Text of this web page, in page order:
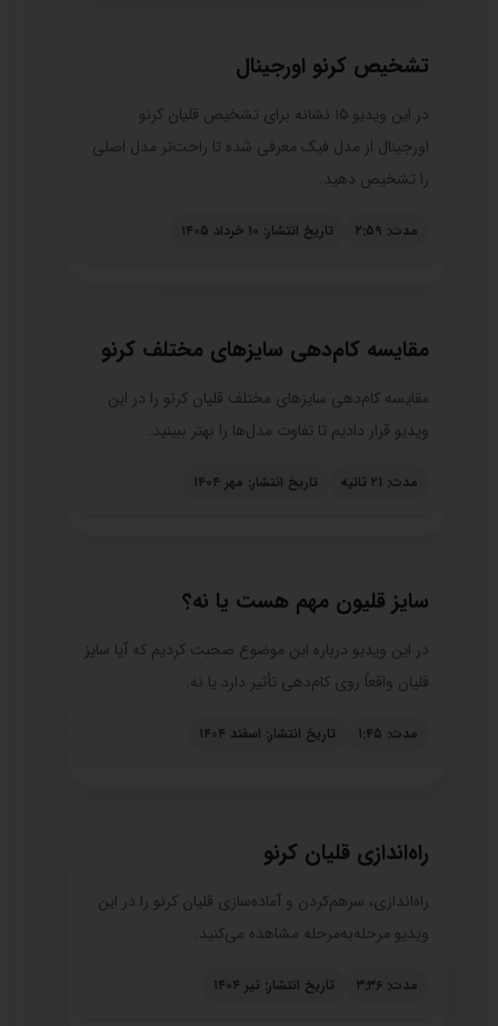
تشخیص کرنو اورجینال
در این ویدیو ۱۵ نشانه برای تشخیص قلیان کرنو
اورجینال از مدل فیک معرفی شده تا راحت‌تر مدل اصلی
را تشخیص دهید.
مدت: ۲:۵۹ تاریخ انتشار: ۱۰ خرداد ۱۴۰۵
مقایسه کام‌دهی سایزهای مختلف کرنو
مقایسه کام‌دهی سایزهای مختلف قلیان کرنو را در این
ویدیو قرار دادیم تا تفاوت مدل‌ها را بهتر ببینید.
مدت: ۲۱ ثانیه تاریخ انتشار: مهر ۱۴۰۴
سایز قلیون مهم هست یا نه؟
در این ویدیو درباره این موضوع صحبت کردیم که آیا سایز
قلیان واقعاً روی کام‌دهی تأثیر دارد یا نه.
مدت: ۱:۴۵ تاریخ انتشار: اسفند ۱۴۰۴
راه‌اندازی قلیان کرنو
راه‌اندازی، سرهم‌کردن و آماده‌سازی قلیان کرنو را در این
ویدیو مرحله‌به‌مرحله مشاهده می‌کنید.
مدت: ۳:۳۶ تاریخ انتشار: تیر ۱۴۰۴